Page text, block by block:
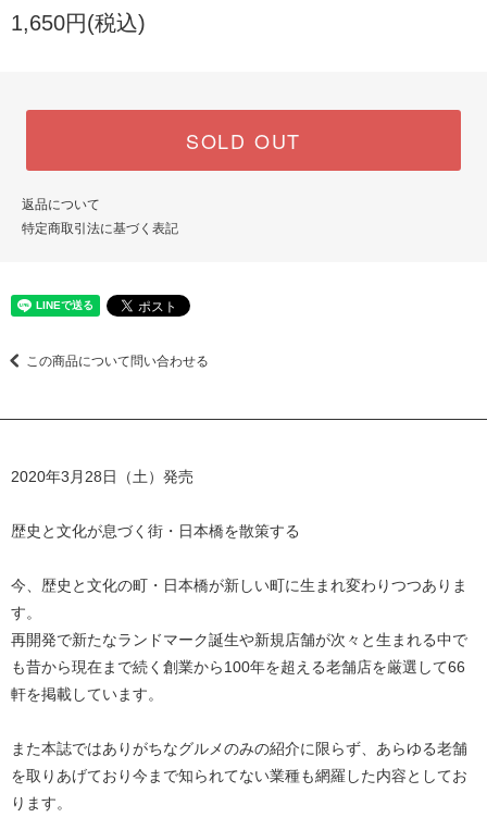
1,650円(税込)
SOLD OUT
返品について
特定商取引法に基づく表記
この商品について問い合わせる
2020年3月28日（土）発売
歴史と文化が息づく街・日本橋を散策する
今、歴史と文化の町・日本橋が新しい町に生まれ変わりつつありま
す。
再開発で新たなランドマーク誕生や新規店舗が次々と生まれる中で
も昔から現在まで続く創業から100年を超える老舗店を厳選して66
軒を掲載しています。
また本誌ではありがちなグルメのみの紹介に限らず、あらゆる老舗
を取りあげており今まで知られてない業種も網羅した内容としてお
ります。